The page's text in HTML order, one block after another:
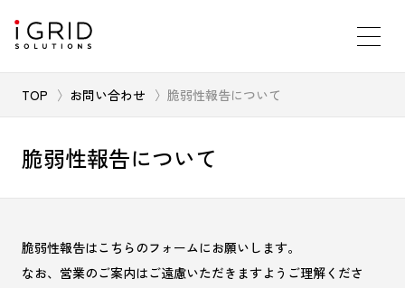
TOP お問い合わせ 脆弱性報告について
脆弱性報告について
脆弱性報告はこちらのフォームにお願いします。
なお、営業のご案内はご遠慮いただきますようご理解くださ